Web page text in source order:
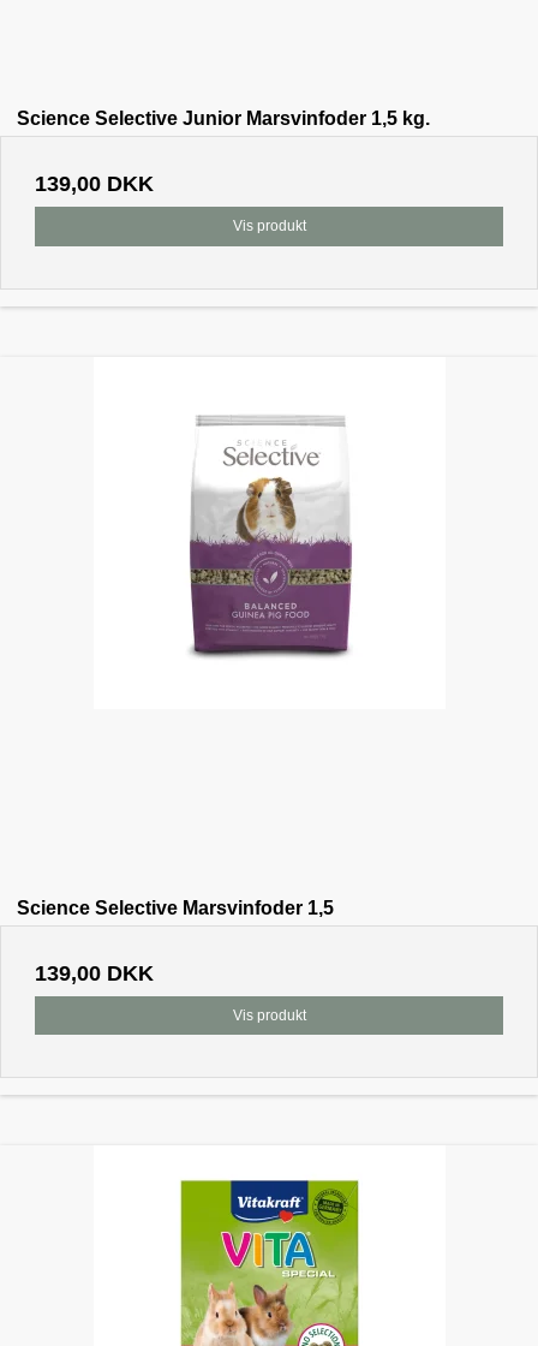
Science Selective Junior Marsvinfoder 1,5 kg.
139,00 DKK
Vis produkt
Science Selective Marsvinfoder 1,5
139,00 DKK
Vis produkt